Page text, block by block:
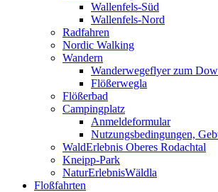
Wallenfels-Süd
Wallenfels-Nord
Radfahren
Nordic Walking
Wandern
Wanderwegeflyer zum
Flößerwegla
Flößerbad
Campingplatz
Anmeldeformular
Nutzungsbedingungen,
WaldErlebnis Oberes Rodachtal
Kneipp-Park
NaturErlebnisWäldla
Floßfahrten